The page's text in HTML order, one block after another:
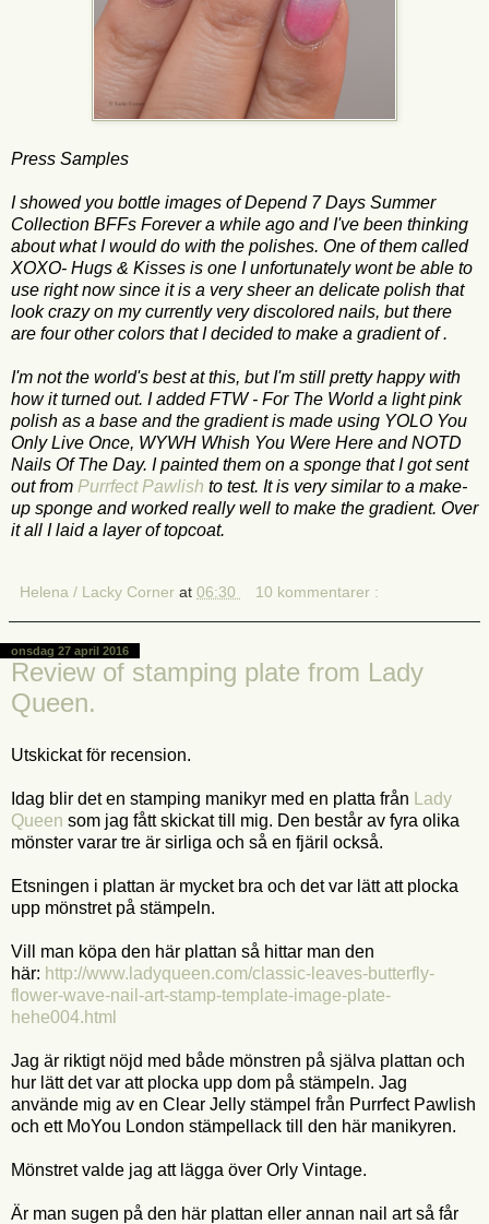
Press Samples
I showed you bottle images of Depend 7 Days Summer
Collection BFFs Forever a while ago and I've been thinking
about what I would do with the polishes. One of them called
XOXO- Hugs & Kisses is one I unfortunately wont be able to
use right now since it is a very sheer an delicate polish that
look crazy on my currently very discolored nails, but there
are four other colors that I decided to make a gradient of .
I'm not the world's best at this, but I'm still pretty happy with
how it turned out. I added FTW - For The World a light pink
polish as a base and the gradient is made using YOLO You
Only Live Once, WYWH Whish You Were Here and NOTD
Nails Of The Day. I painted them on a sponge that I got sent
out from Purrfect Pawlish to test. It is very similar to a make-
up sponge and worked really well to make the gradient. Over
it all I laid a layer of topcoat.
Helena / Lacky Corner at 06:30 10 kommentarer :
onsdag 27 april 2016
Review of stamping plate from Lady
Queen.
Utskickat för recension.
Idag blir det en stamping manikyr med en platta från
Lady
Queen som jag fått skickat till mig. Den består av fyra olika
mönster varar tre är sirliga och så en fjäril också.
Etsningen i plattan är mycket bra och det var lätt att plocka
upp mönstret på stämpeln.
Vill man köpa den här plattan så hittar man den
här: http://www.ladyqueen.com/classic-leaves-butterfly-
flower-wave-nail-art-stamp-template-image-plate-
hehe004.html
Jag är riktigt nöjd med både mönstren på själva plattan och
hur lätt det var att plocka upp dom på stämpeln. Jag
använde mig av en Clear Jelly stämpel från Purrfect Pawlish
och ett MoYou London stämpellack till den här manikyren.
Mönstret valde jag att lägga över Orly Vintage.
Är man sugen på den här plattan eller annan nail art så får